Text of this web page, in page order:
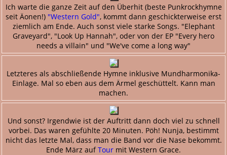
Ich warte die ganze Zeit auf den Überhit (beste Punkrockhymne
seit Äonen!) "Western Gold", kommt dann geschickterweise erst
ziemlich am Ende. Auch sonst viele starke Songs. "Elephant
Graveyard", "Look Up Hannah", oder von der EP "Every hero
needs a villain" und "We've come a long way"
Letzteres als abschließende Hymne inklusive Mundharmonika-
Einlage. Mal so eben aus dem Ärmel geschüttelt. Kann man
machen.
Und sonst? Irgendwie ist der Auftritt dann doch viel zu schnell
vorbei. Das waren gefühlte 20 Minuten. Pöh! Nunja, bestimmt
nicht das letzte Mal, dass man die Band vor die Nase bekommt.
Ende März aufTour mit Western Grace.